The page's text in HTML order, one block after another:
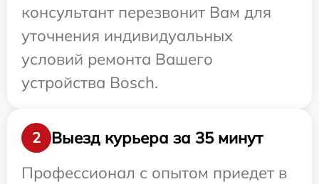
консультант перезвонит Вам для
уточнения индивидуальных
условий ремонта Вашего
устройства Bosch.
2
Выезд курьера за 35 минут
Профессионал с опытом приедет в